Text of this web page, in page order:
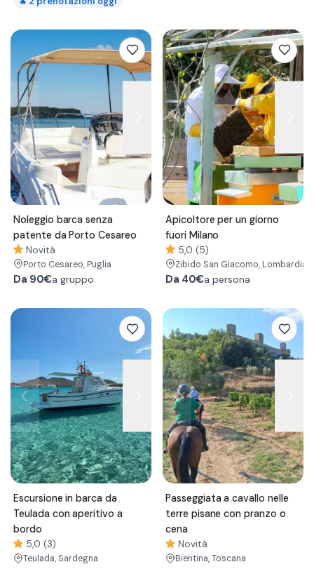
Noleggio barca senza
patente da Porto Cesareo
Novità
Porto Cesareo, Puglia
Da 90€a gruppo
Apicoltore per un giorno
fuori Milano
5,0 (5)
Zibido San Giacomo, Lombardia
Da 40€a persona
Escursione in barca da
Teulada con aperitivo a
bordo
5,0 (3)
Teulada, Sardegna
Passeggiata a cavallo nelle
terre pisane con pranzo o
cena
Novità
Bientina, Toscana